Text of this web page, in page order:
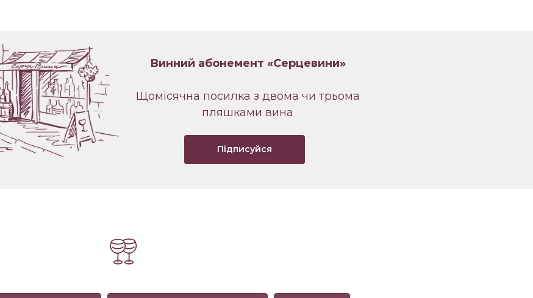
Винний абонемент «Серцевини»
Щомісячна посилка з двома чи трьома
пляшками вина
Підписуйся